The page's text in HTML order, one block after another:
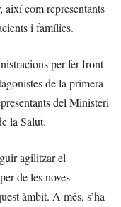
com representants
i famílies.
per fer front
de la primera
del Ministeri
la Salut.
agilitzar el
de les noves
àmbit. A més, s’ha